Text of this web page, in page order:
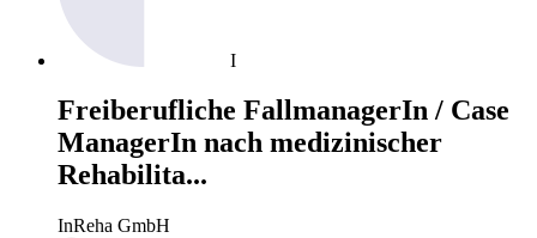
I
Freiberufliche FallmanagerIn / Case
ManagerIn nach medizinischer
Rehabilita...
InReha GmbH